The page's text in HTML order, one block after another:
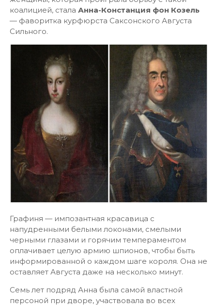
коалицией, стала Анна-Констанция фон Козель
— фаворитка курфюрста Саксонского Августа
Сильного.
Графиня — импозантная красавица с
напудренными белыми локонами, смелыми
черными глазами и горячим темпераментом
оплачивает целую армию шпионов, чтобы быть
информированной о каждом шаге короля. Она не
оставляет Августа даже на несколько минут.
Семь лет подряд Анна была самой властной
персоной при дворе, участвовала во всех